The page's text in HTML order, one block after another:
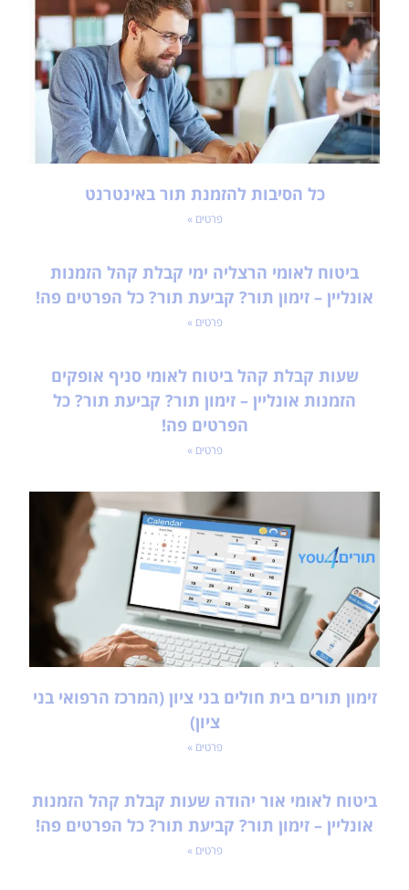
כל הסיבות להזמנת תור באינטרנט
פרטים »
ביטוח לאומי הרצליה ימי קבלת קהל הזמנות
אונליין – זימון תור? קביעת תור? כל הפרטים פה!
פרטים »
שעות קבלת קהל ביטוח לאומי סניף אופקים
הזמנות אונליין – זימון תור? קביעת תור? כל
הפרטים פה!
פרטים »
זימון תורים בית חולים בני ציון (המרכז הרפואי בני
ציון)
פרטים »
ביטוח לאומי אור יהודה שעות קבלת קהל הזמנות
אונליין – זימון תור? קביעת תור? כל הפרטים פה!
פרטים »